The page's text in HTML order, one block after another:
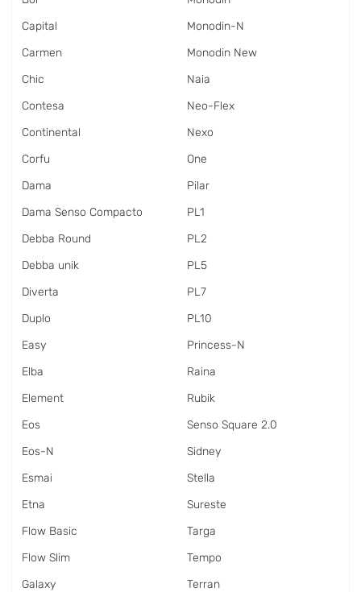
Capital
Carmen
Chic
Contesa
Continental
Corfu
Dama
Dama Senso Compacto
Debba Round
Debba unik
Diverta
Duplo
Easy
Elba
Element
Eos
Eos-N
Esmai
Etna
Flow Basic
Flow Slim
Galaxy
Monodin-N
Monodin New
Naia
Neo-Flex
Nexo
One
Pilar
PL1
PL2
PL5
PL7
PL10
Princess-N
Raina
Rubik
Senso Square 2.0
Sidney
Stella
Sureste
Targa
Tempo
Terran